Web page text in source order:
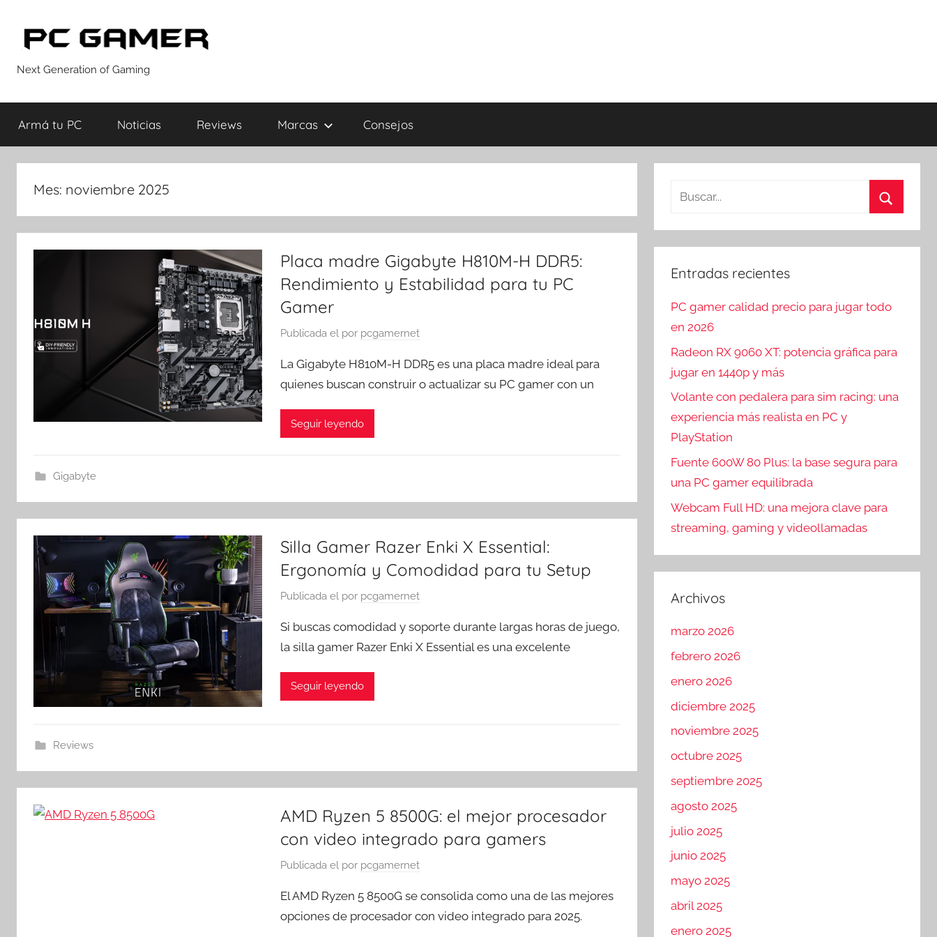
contenido
PC
GAMER
Next Generation of Gaming
Armá tu PC Noticias Reviews Marcas Consejos
Mes: noviembre 2025
Placa madre Gigabyte H810M-H DDR5:
Rendimiento y Estabilidad para tu PC
Gamer
Publicada el por pcgamernet
La Gigabyte H810M-H DDR5 es una placa madre ideal para
quienes buscan construir o actualizar su PC gamer con un
Seguir leyendo
Gigabyte
Silla Gamer Razer Enki X Essential:
Ergonomía y Comodidad para tu Setup
Publicada el por pcgamernet
Si buscas comodidad y soporte durante largas horas de juego,
la silla gamer Razer Enki X Essential es una excelente
Seguir leyendo
Reviews
AMD Ryzen 5 8500G: el mejor procesador
con video integrado para gamers
Publicada el por pcgamernet
El AMD Ryzen 5 8500G se consolida como una de las mejores
opciones de procesador con video integrado para 2025.
Buscar:
Entradas recientes
PC gamer calidad precio para jugar todo
en 2026
Radeon RX 9060 XT: potencia gráfica para
jugar en 1440p y más
Volante con pedalera para sim racing: una
experiencia más realista en PC y
PlayStation
Fuente 600W 80 Plus: la base segura para
una PC gamer equilibrada
Webcam Full HD: una mejora clave para
streaming, gaming y videollamadas
Archivos
marzo 2026
febrero 2026
enero 2026
diciembre 2025
noviembre 2025
octubre 2025
septiembre 2025
agosto 2025
julio 2025
junio 2025
mayo 2025
abril 2025
enero 2025